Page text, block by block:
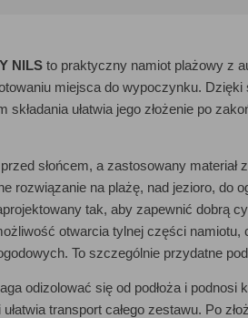
NILS to praktyczny namiot plażowy z
miejsca do wypoczynku. Dzięki
ułatwia jego złożenie po
słońcem, a zastosowany
rozwiązanie na plażę, nad jezioro, do
tak, aby zapewnić dobrą
otwarcia tylnej części
To szczególnie przydatne
odizolować się od podłoża i
transport całego zestawu. Po